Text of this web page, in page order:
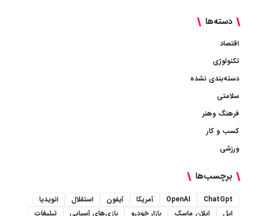
دسته‌ها
اقتصاد
تکنولوژی
دسته‌بندی نشده
سلامتی
فرهنگ وهنر
کسب و کار
ورزشی
برچسب‌ها
ChatGpt
OpenAI آمریکا آیفون استقلال
انویدیا
اپل
ایلان ماسک بازار خودرو بازی‌های آسیایی
تبلیغات